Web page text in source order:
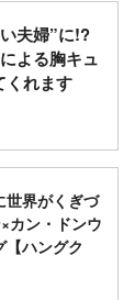
夫婦”に!?
よる胸キュ
くれます
世界がくぎづ
カン・ドンウ
【ハングク